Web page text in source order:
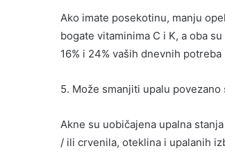
Ako imate posekotinu, manju
bogate vitaminima C i K, a oba
16% i 24% vaših dnevnih
5. Može smanjiti upalu povezano
Akne su uobičajena upalna
/ ili crvenila, oteklina i upalanih